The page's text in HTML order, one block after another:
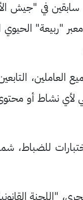
في "جيش
"ربيعة"
العاملين،
نشاط أو
للضباط،
"اللجنة